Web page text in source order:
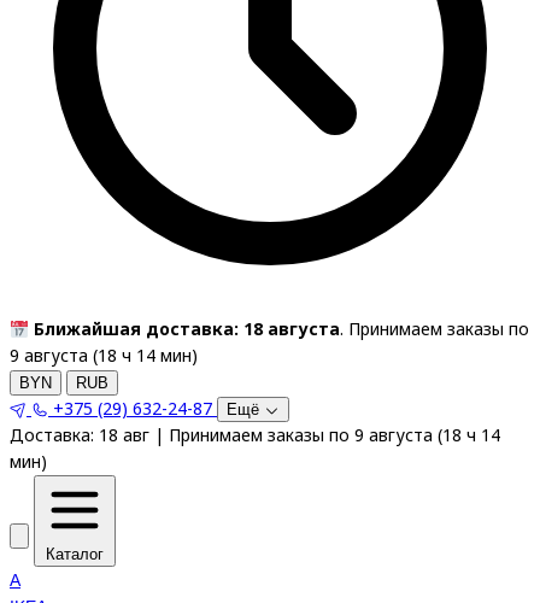
Ближайшая доставка: 18 августа. Принимаем заказы по
9 августа (18 ч 14 мин)
BYN RUB
+375 (29) 632-24-87 Ещё
Доставка: 18 авг | Принимаем заказы по 9 августа (18 ч 14
мин)
Каталог
A